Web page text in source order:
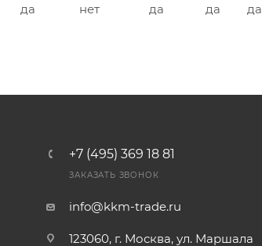
да нет да да да
+7 (495) 369 18 81
ЗАКАЗАТЬ ЗВОНОК
info@kkm-trade.ru
123060, г. Москва, ул. Маршала